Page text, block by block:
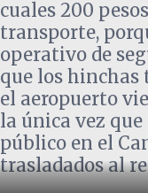
cuales 200
transporte,
operativo de
que los hinchas
el aeropuerto
la única vez
público en el
trasladados al